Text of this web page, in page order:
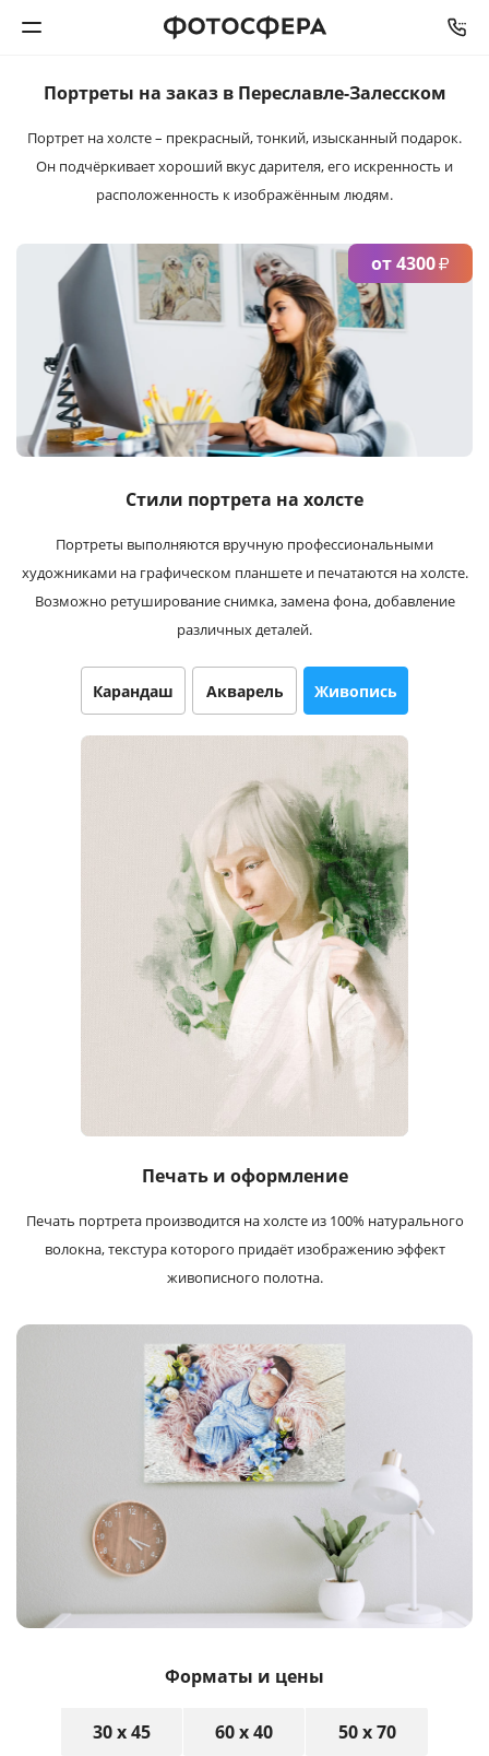
Печать фото
Фотокниги
Интерьерная печать
Фотоподарки
Багетная мастерская
Полиграфия
Магазин
Портреты на заказв Переславле-Залесском
Портрет на холсте – прекрасный, тонкий, изысканный подарок.
Он подчёркивает хороший вкус дарителя, его искренность и
расположенность к изображённым людям.
от 4300₽
Стили портрета на холсте
Портреты выполняются вручную профессиональными
художниками на графическом планшете и печатаются на холсте.
Возможно ретуширование снимка, замена фона, добавление
различных деталей.
Карандаш Акварель Живопись
Печать и оформление
Печать портрета производится на холсте из 100% натурального
волокна, текстура которого придаёт изображению эффект
живописного полотна.
Форматы и цены
30 x 45 60 x 40 50 x 70